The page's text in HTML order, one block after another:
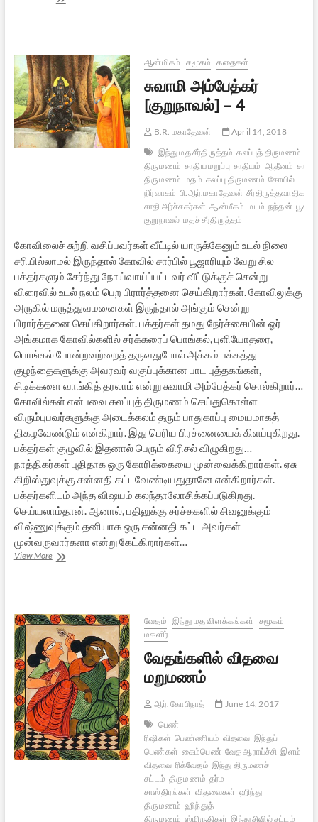
ஆன்மிகம்
சமூகம் கதைகள்
சுவாமி அம்பேத்கர்
[குறுநாவல்] – 4
B.R. மகாதேவன்
April 14, 2018
இந்து மத சீர்திருத்தம் கலப்புத் திருமணம்
திருமணம் சாதிய மறுப்பு சாதியம் ஆதீனம்
திருமணம் மதம் கலப்பு திருமணம் கோயில்
நிர்வாகம் பி.ஆர்.மகாதேவன் சீர்திருத்தவாதிகள்
சாதி அர்ச்சகர்கள் ஆன்மீகம் மடம் நந்தன் பூசாரி
குறுநாவல் மதச் சீர்திருத்தம்
கோவிலைச் சுற்றி வசிப்பவர்கள் வீட்டில் யாருக்கேனும் உடல் நிலை
சரியில்லாமல் இருந்தால் கோவில் சார்பில் பூஜாரியும் வேறு சில
பக்தர்களும் சேர்ந்து நோய்வாய்ப்பட்டவர் வீட்டுக்குச் சென்று
விரைவில் உடல் நலம் பெற பிரார்த்தனை செய்கிறார்கள். கோவிலுக்கு
அருகில் மருத்துவமனைகள் இருந்தால் அங்கும் சென்று
பிரார்த்தனை செய்கிறார்கள். பக்தர்கள் தமது நேர்ச்சையின் ஓர்
அங்கமாக கோவில்களில் சர்க்கரைப் பொங்கல், புளியோதரை,
பொங்கல் போன்றவற்றைத் தருவதுபோல் அக்கம் பக்கத்து
குழந்தைகளுக்கு அவரவர் வகுப்புக்கான பாட புத்தகங்கள்,
சிடிக்களை வாங்கித் தரலாம் என்று சுவாமி அம்பேத்கர் சொல்கிறார்…
கோவில்கள் என்பவை கலப்புத் திருமணம் செய்துகொள்ள
விரும்புபவர்களுக்கு அடைக்கலம் தரும் பாதுகாப்பு மையமாகத்
திகழவேண்டும் என்கிறார். இது பெரிய பிரச்னையைக் கிளப்புகிறது.
பக்தர்கள் குழுவில் இதனால் பெரும் விரிசல் விழுகிறது…
நாத்திகர்கள் புதிதாக ஒரு கோரிக்கையை முன்வைக்கிறார்கள். ஏசு
கிறிஸ்துவுக்கு சன்னதி கட்டவேண்டியதுதானே என்கிறார்கள்.
பக்தர்களிடம் அந்த விஷயம் கலந்தாலோசிக்கப்படுகிறது.
செய்யலாம்தான். ஆனால், பதிலுக்கு சர்ச்சுகளில் சிவனுக்கும்
விஷ்ணுவுக்கும் தனியாக ஒரு சன்னதி கட்ட அவர்கள்
முன்வருவார்களா என்று கேட்கிறார்கள்…
View Moreசுவாமி
வேதம் இந்து மத விளக்கங்கள் சமூகம்
மகளிர்
வேதங்களில் விதவை
மறுமணம்
ஆர். கோபிநாத்
June 14, 2017
பெண்
ரிஷிகள் பெண்ணியம் விதவை இந்துப்
பெண்கள் கைம்பெண் வேத ஆராய்ச்சி இளம்
விதவை ரிக்வேதம் இந்து திருமணச்
சட்டம் திருமணம் தர்ம
சாஸ்திரங்கள் விதவைகள் ஹிந்து
திருமணம் ஹிந்துத்
திருமணம் ஸ்மிருதிகள் இந்து சிவில் சட்டம்